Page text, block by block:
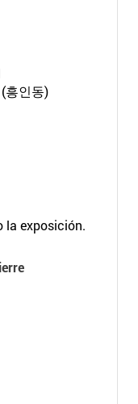
흥인동)
la exposición.